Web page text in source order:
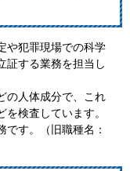
や犯罪現場での科学
証する業務を担当し
の人体成分で、これ
検査しています。
す。（旧職種名：